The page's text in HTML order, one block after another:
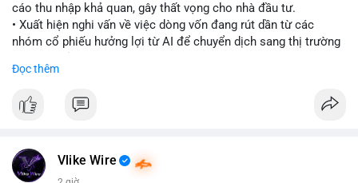
cáo thu nhập khả quan, gây thất vọng cho nhà đầu tư.
• Xuất hiện nghi vấn về việc dòng vốn đang rút dần từ các
nhóm cổ phiếu hưởng lợi từ AI để chuyển dịch sang thị trường
• Diễn biến này có thể là tín hiệu cho thấy sự luân chuyển dòng
$btc $eth
Đọc thêm
Vlike Wire